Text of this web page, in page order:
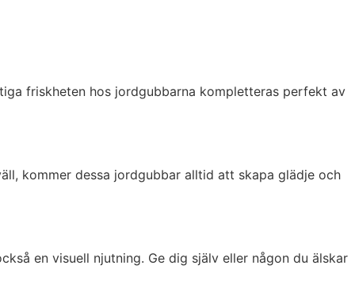
friskheten hos jordgubbarna kompletteras perfekt av
kommer dessa jordgubbar alltid att skapa glädje och
en visuell njutning. Ge dig själv eller någon du älskar